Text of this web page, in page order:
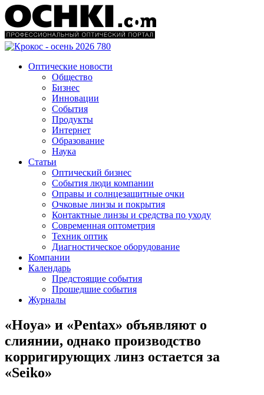
Оптические новости
Общество
Бизнес
Инновации
События
Продукты
Интернет
Образование
Наука
Статьи
Оптический бизнес
События люди компании
Оправы и солнцезащитные очки
Очковые линзы и покрытия
Контактные линзы и средства по уходу
Современная оптометрия
Техник оптик
Диагностическое оборудование
Компании
Календарь
Предстоящие события
Прошедшие события
Журналы
«Hoya» и «Pentax» объявляют о
слиянии, однако производство
корригирующих линз остается за
«Seiko»